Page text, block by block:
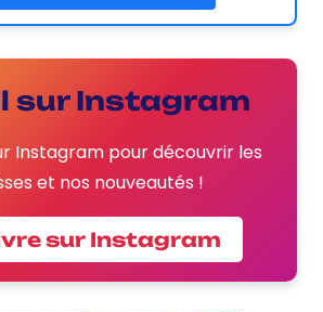
sur Instagram
Instagram pour découvrir les
et nos nouveautés !
sur Instagram